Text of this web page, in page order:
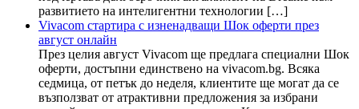
развитието на интелигентни технологии […]
Vivacom стартира с изненадващи Шок оферти през
август онлайн
През целия август Vivacom ще предлага специални Шок
оферти, достъпни единствено на vivacom.bg. Всяка
седмица, от петък до неделя, клиентите ще могат да се
възползват от атрактивни предложения за избрани